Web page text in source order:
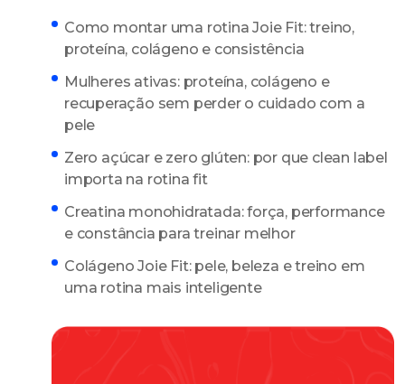
Como montar uma rotina Joie Fit: treino,
proteína, colágeno e consistência
Mulheres ativas: proteína, colágeno e
recuperação sem perder o cuidado com a
pele
Zero açúcar e zero glúten: por que clean label
importa na rotina fit
Creatina monohidratada: força, performance
e constância para treinar melhor
Colágeno Joie Fit: pele, beleza e treino em
uma rotina mais inteligente